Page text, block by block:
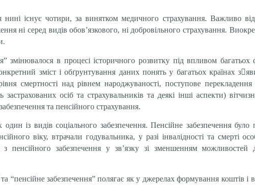
нині існує чотири, за винятком медичного страхування. Важливо
ні серед видів обов’язкового, ні добровільного страхування.
змінювалося в процесі історичного розвитку під впливом
зміст і обґрунтування даних понять у багатьох країнах з
смертності над рівнем народжуваності, поступове
застрахованих осіб та страхувальників та деякі інші аспекти)
та пенсійного страхування.
із видів соціального забезпечення. Пенсійне забезпечення
віку, втрачали годувальника, у разі інвалідності та смерті
пенсійного забезпечення у зв’язку зі зменшенням можливостей
“пенсійне забезпечення” полягає як у джерелах формування коштів і